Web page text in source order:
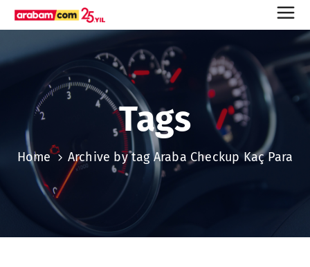
Tags
Home Archive by tag Araba Checkup Kaç Para